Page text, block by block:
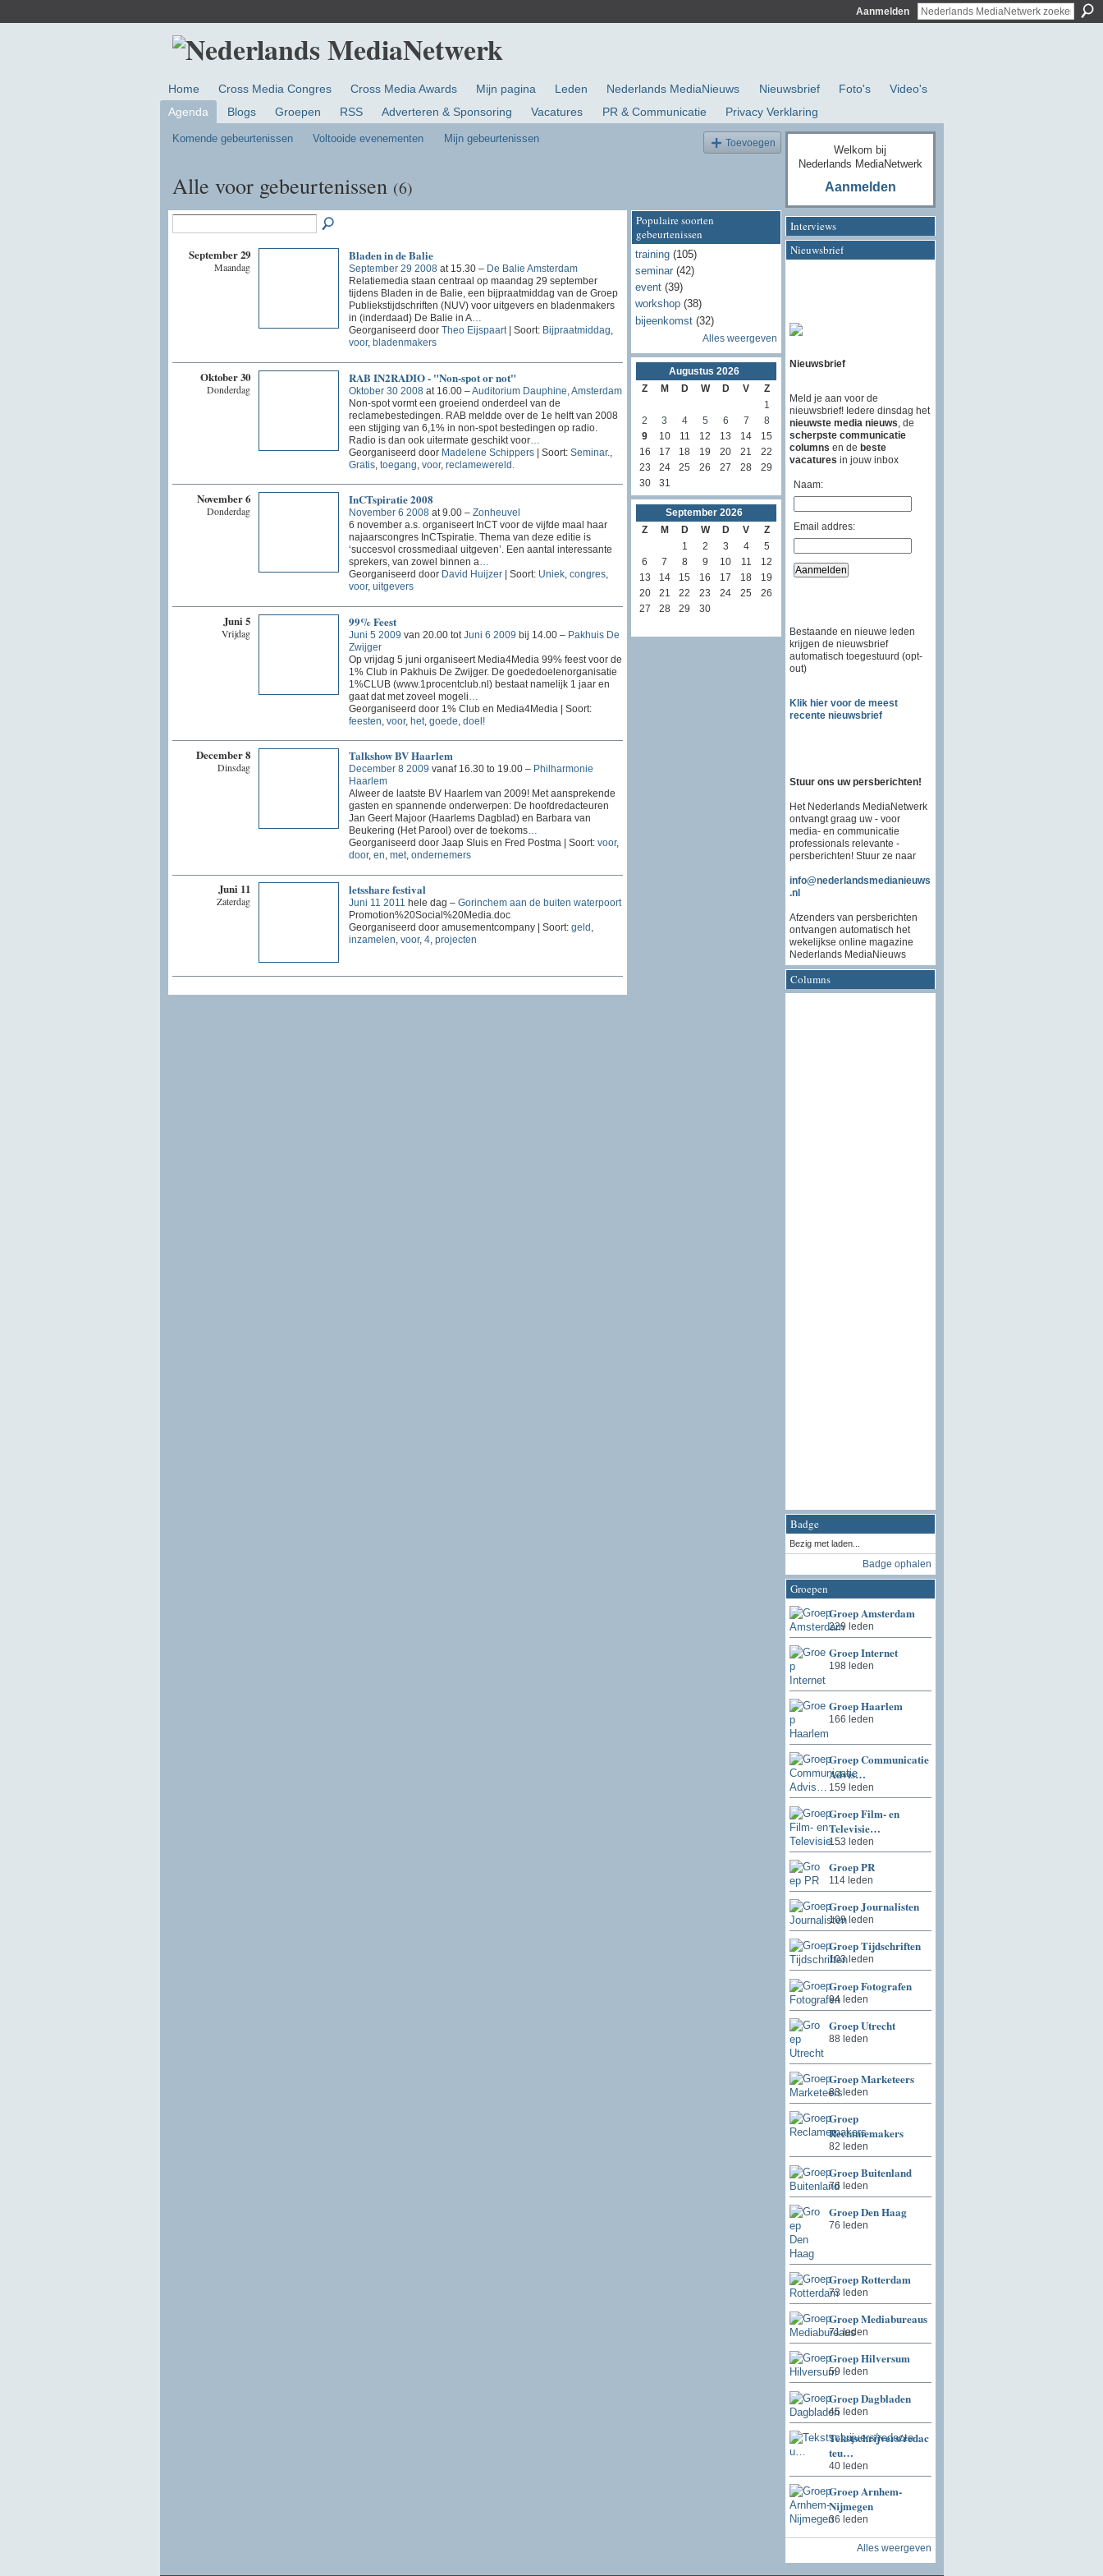
Aanmelden
Home Cross Media Congres Cross Media Awards Mijn pagina Leden Nederlands MediaNieuws Nieuwsbrief Foto's
Video's
Agenda
Blogs Groepen RSS Adverteren & Sponsoring Vacatures PR & Communicatie Privacy Verklaring
Komende gebeurtenissen Voltooide evenementen Mijn gebeurtenissen Toevoegen
Alle voor gebeurtenissen (6)
September 29
Maandag
Bladen in de Balie
September 29 2008at 15.30 – De Balie Amsterdam
Relatiemedia staan centraal op maandag 29 september
tijdens Bladen in de Balie, een bijpraatmiddag van de Groep
Publiekstijdschriften (NUV) voor uitgevers en bladenmakers
in (inderdaad) De Balie in A…
Georganiseerd door Theo Eijspaart| Soort: Bijpraatmiddag,
voor, bladenmakers
Oktober 30
Donderdag
RAB IN2RADIO - "Non-spot or not"
Oktober 30 2008at 16.00 –Auditorium Dauphine, Amsterdam
Non-spot vormt een groeiend onderdeel van de
reclamebestedingen. RAB meldde over de 1e helft van 2008
een stijging van 6,1% in non-spot bestedingen op radio.
Radio is dan ook uitermate geschikt voor…
Georganiseerd door Madelene Schippers| Soort: Seminar.
Gratis, toegang voor, reclamewereld.
November 6
Donderdag
InCTspiratie 2008
November 6 2008at 9.00 – Zonheuvel
6 november a.s. organiseert InCT voor de vijfde maal haar
najaarscongres InCTspiratie. Thema van deze editie is
‘succesvol crossmediaal uitgeven’. Een aantal interessante
sprekers, van zowel binnen a…
Georganiseerd door David Huijzer| Soort: Uniek, congres,
voor, uitgevers
Juni 5
Vrijdag
99% Feest
Juni 5 2009 van 20.00 tot Juni 6 2009 bij 14.00 – Pakhuis De
Zwijger
Op vrijdag 5 juni organiseert Media4Media 99% feest voor de
1% Club in Pakhuis De Zwijger. De goededoelenorganisatie
1%CLUB (www.1procentclub.nl) bestaat namelijk 1 jaar en
gaat dat met zoveel mogeli
Georganiseerd door 1% Club en Media4Media | Soort:
feesten voor, het, goede doel!
December 8
Dinsdag
Talkshow BV Haarlem
December 8 2009 vanaf 16.30 to 19.00 – Philharmonie
Haarlem
Alweer de laatste BV Haarlem van 2009! Met aansprekende
gasten en spannende onderwerpen: De hoofdredacteuren
Jan Geert Majoor (Haarlems Dagblad) en Barbara van
Beukering (Het Parool) over de toekoms…
Georganiseerd door Jaap Sluis en Fred Postma | Soort: voor,
door, en, met, ondernemers
Juni 11
Zaterdag
letsshare festival
Juni 11 2011 hele dag – Gorinchem aan de buiten waterpoort
Promotion%20Social%20Media.doc
Georganiseerd door amusementcompany | Soort: geld ,
inzamelen, voor, 4, projecten
Populaire soorten
gebeurtenissen
training(105)
seminar(42)
event(39)
workshop(38)
bijeenkomst(32)
Alles weergeven
Augustus 2026
Z
M D W D V
Z
1
2
3 4 5 6 7
8
9
10 11 12 13 14
15
16
17 18 19 20 21
22
23
24 25 26 27 28
29
30
31
September 2026
Z
M D W D V
Z
1
2 3 4
5
6
7 8 9 10 11
12
13
14 15 16 17 18
19
20
21 22 23 24 25
26
27
28 29 30
Welkom bij
Nederlands MediaNetwerk
Aanmelden
Interviews
Nieuwsbrief
Nieuwsbrief
Meld je aan voor de
nieuwsbrief! Iedere dinsdag het
nieuwste media nieuws , de
scherpste communicatie
columns en de beste
vacatures in jouw inbox
Naam:
Email addres:
Bestaande en nieuwe leden
krijgen de nieuwsbrief
automatisch toegestuurd (opt-
out)
Klik hier voor de meest
recente nieuwsbrief
Stuur ons uw persberichten!
Het Nederlands MediaNetwerk
ontvangt graag uw - voor
media- en communicatie
professionals relevante -
persberichten! Stuur ze naar
info@nederlandsmedianieuws
.nl
Afzenders van persberichten
ontvangen automatisch het
wekelijkse online magazine
Nederlands MediaNieuws
Columns
Badge
Bezig met laden...
Badge ophalen
Groepen
Groep Amsterdam
229 leden
Groep Internet
198 leden
Groep Haarlem
166 leden
Groep Communicatie
Advis…
159 leden
Groep Film- en
Televisie…
153 leden
Groep PR
114 leden
Groep Journalisten
109 leden
Groep Tijdschriften
103 leden
Groep Fotografen
94 leden
Groep Utrecht
88 leden
Groep Marketeers
83 leden
Groep
Reclamemakers
82 leden
Groep Buitenland
76 leden
Groep Den Haag
76 leden
Groep Rotterdam
73 leden
Groep Mediabureaus
71 leden
Groep Hilversum
59 leden
Groep Dagbladen
45 leden
Tekstschrijvers/redac
teu…
40 leden
Groep Arnhem-
Nijmegen
36 leden
Alles weergeven